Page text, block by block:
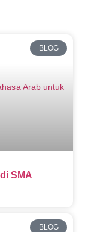
BLOG
SMA
BLOG